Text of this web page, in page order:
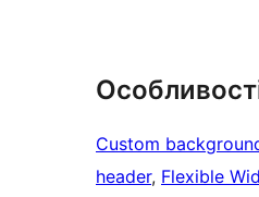
Custom
header, Flexible